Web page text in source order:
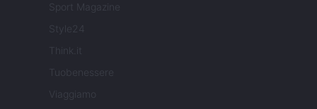
Sport Magazine
Style24
Think.it
Tuobenessere
Viaggiamo